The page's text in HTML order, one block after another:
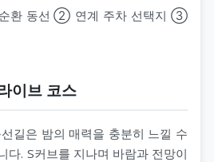
환 동선 ② 연계 주차 선택지 ③
이브 코스
길은 밤의 매력을 충분히 느낄 수
다. S커브를 지나며 바람과 전망이